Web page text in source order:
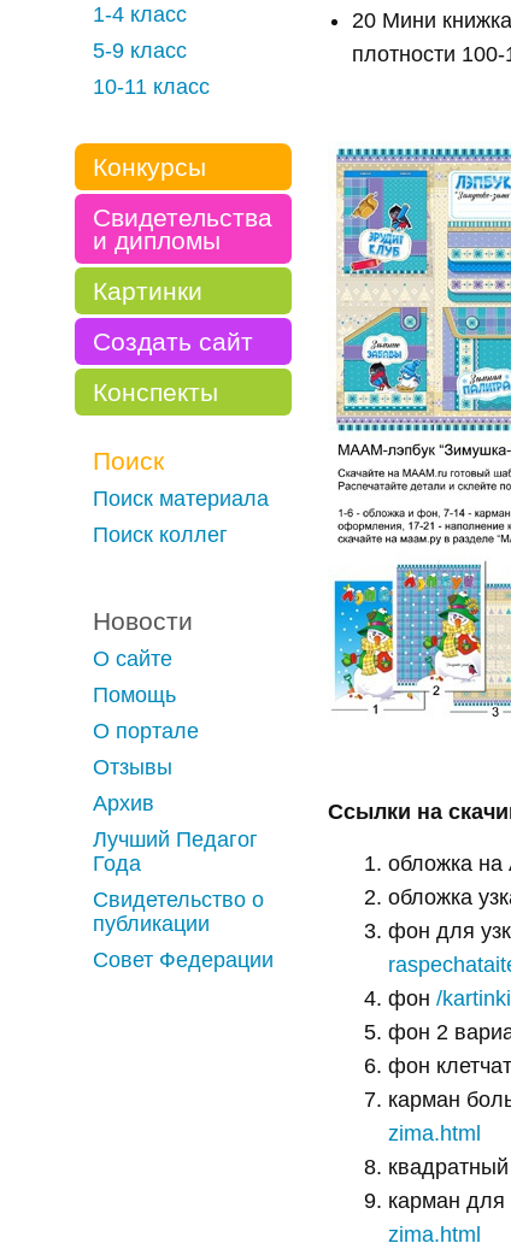
1-4 класс
5-9 класс
10-11 класс
Конкурсы
Свидетельства
и дипломы
Картинки
Создать сайт
Конспекты
Поиск
Поиск материала
Поиск коллег
Новости
О сайте
Помощь
О портале
Отзывы
Архив
Лучший Педагог
Года
Свидетельство о
публикации
Совет Федерации
20 Мини
плотности
Ссылки на
обложка на
обложка
фон для
фон /
фон 2
фон
карман
zima.html
карман для
zima.html